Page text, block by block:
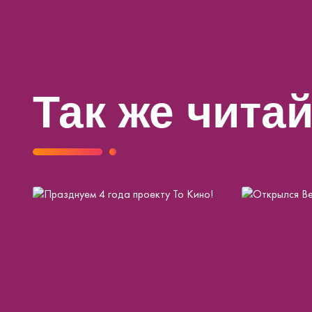
Так же